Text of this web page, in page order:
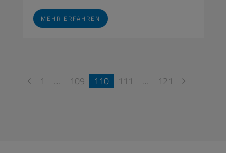
MEHR ERFAHREN
1 … 109 110 111 … 121